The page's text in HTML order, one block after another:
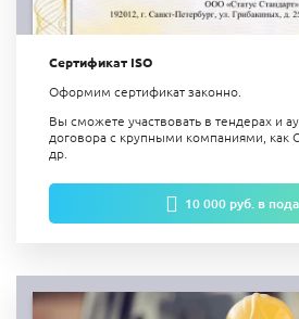
Сертификат ISO
Оформим сертификат законно.
Вы сможете участвовать в тендерах и
договора с крупными компаниями,
др.
10 000 руб. в